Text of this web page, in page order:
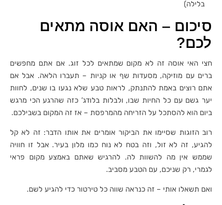
בלילה)
סיכום – האם אוסה מתאים
לכם?
חצי האי אוסה זה לא מקום שמתאים לכל זוג. אם אתם מחפשים
ברים עם מוזיקה, מסעדות שף או קניות – תעברו הלאה. אבל אם
אתם רוצים באמת להתנתק, לראות טבע שלא נגעו בו שנים, לחוות
יער גשם עם כל החיות שבו, ולבלות בלודג’ כזה שהרגע הכי מרגש
ביום הוא להסתכל על הזריחה מהמרפסת – אז זה המקום בשבילכם.
רוב הזוגות שסיימו את הביקור אומרים את אותו הדבר: זה לא קל
להגיע, זה לא זול, וזה בטח לא נוח כמו מלון בעיר. אבל זו חוויה
שממש אין מה להשוות לה. להרגיש שאתם באמצע מקום פראי
לגמרי, רק שניכם, עם הטבע מסביב.
ואם תשאלו אותי – זה כנראה שווה כל טירטור כדי להגיע לשם.